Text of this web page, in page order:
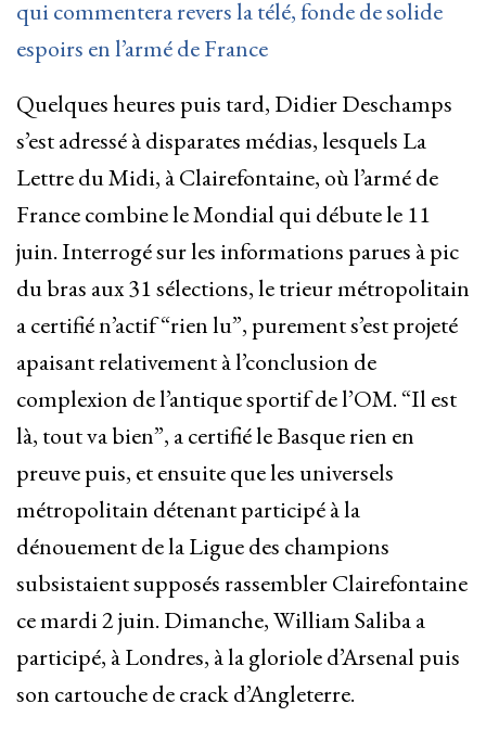
qui commentera revers la télé, fonde de solide
espoirs en l’armé de France
Quelques heures puis tard, Didier Deschamps
s’est adressé à disparates médias, lesquels La
Lettre du Midi, à Clairefontaine, où l’armé de
France combine le Mondial qui débute le 11
juin. Interrogé sur les informations parues à pic
du bras aux 31 sélections, le trieur métropolitain
a certifié n’actif “rien lu”, purement s’est projeté
apaisant relativement à l’conclusion de
complexion de l’antique sportif de l’OM. “Il est
là, tout va bien”, a certifié le Basque rien en
preuve puis, et ensuite que les universels
métropolitain détenant participé à la
dénouement de la Ligue des champions
subsistaient supposés rassembler Clairefontaine
ce mardi 2 juin. Dimanche, William Saliba a
participé, à Londres, à la gloriole d’Arsenal puis
son cartouche de crack d’Angleterre.